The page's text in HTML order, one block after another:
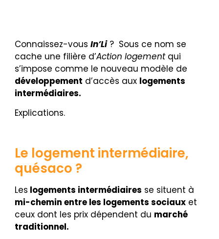
Connaissez-vous In’Li ? Sous ce nom se
cache une filière d’Action logementqui
s’impose comme le nouveau modèle de
développement d’accès aux logements
intermédiaires.
Explications.
Le logement intermédiaire,
quésaco ?
Les logements intermédiaires se situent à
mi-chemin entre les logements sociaux et
ceux dont les prix dépendent du marché
traditionnel.